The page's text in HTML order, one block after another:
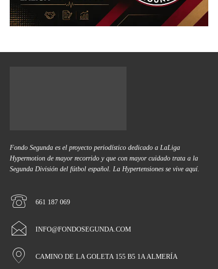
Fondo Segunda es el proyecto periodístico dedicado a LaLiga
Hypermotion de mayor recorrido y que con mayor cuidado trata a la
Segunda División del fútbol español. La Hypertensiones se vive aquí.
661 187 069
INFO@FONDOSEGUNDA.COM
CAMINO DE LA GOLETA 155 B5 1A ALMERÍA